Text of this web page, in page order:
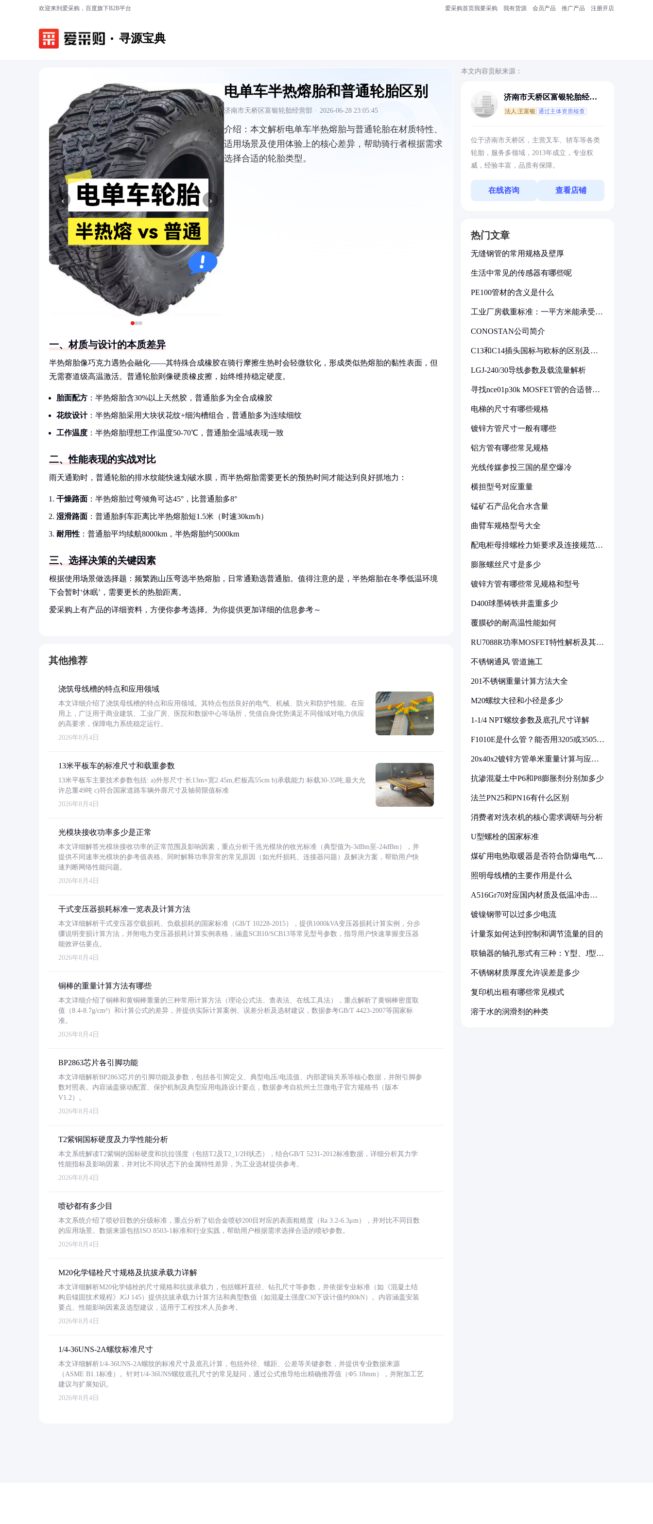
欢迎来到爱采购，百度旗下B2B平台 爱采购首页我要采购 我有货源 会员产品 推广产品 注册开店
寻源宝典
‹ ›
电单车半热熔胎和普通轮胎区别
济南市天桥区富银轮胎经营部 · 2026-06-28 23:05:45
介绍： 本文解析电单车半热熔胎与普通轮胎在材质特性、
适用场景及使用体验上的核心差异，帮助骑行者根据需求
选择合适的轮胎类型。
一、材质与设计的本质差异
半热熔胎像巧克力遇热会融化——其特殊合成橡胶在骑行摩擦生热时会轻微软化，形成类似热熔胎的黏性表面，但
无需赛道级高温激活。普通轮胎则像硬质橡皮擦，始终维持稳定硬度。
胎面配方 ：半热熔胎含30%以上天然胶，普通胎多为全合成橡胶
花纹设计：半热熔胎采用大块状花纹+细沟槽组合，普通胎多为连续细纹
工作温度 ：半热熔胎理想工作温度50-70℃，普通胎全温域表现一致
二、性能表现的实战对比
雨天通勤时，普通轮胎的排水纹能快速划破水膜，而半热熔胎需要更长的预热时间才能达到良好抓地力：
干燥路面 ：半热熔胎过弯倾角可达45°，比普通胎多8°
湿滑路面 ：普通胎刹车距离比半热熔胎短1.5米（时速30km/h）
耐用性 ：普通胎平均续航8000km，半热熔胎约5000km
三、选择决策的关键因素
根据使用场景做选择题：频繁跑山压弯选半热熔胎，日常通勤选普通胎。值得注意的是，半热熔胎在冬季低温环境
下会暂时‘休眠’，需要更长的热胎距离。
爱采购上有产品的详细资料，方便你参考选择。为你提供更加详细的信息参考～
其他推荐
浇筑母线槽的特点和应用领域
本文详细介绍了浇筑母线槽的特点和应用领域。其特点包括良好的电气、机械、防火和防护性能。在应
用上，广泛用于商业建筑、工业厂房、医院和数据中心等场所，凭借自身优势满足不同领域对电力供应
的高要求，保障电力系统稳定运行。
2026年8月4日
13米平板车的标准尺寸和载重参数
13米平板车主要技术参数包括: a)外形尺寸:长13m×宽2.45m,栏板高55cm b)承载能力:标载30-35吨,最大允
许总重49吨 c)符合国家道路车辆外廓尺寸及轴荷限值标准
2026年8月4日
光模块接收功率多少是正常
本文详细解答光模块接收功率的正常范围及影响因素，重点分析千兆光模块的收光标准（典型值为-3dBm至-24dBm），并
提供不同速率光模块的参考值表格。同时解释功率异常的常见原因（如光纤损耗、连接器问题）及解决方案，帮助用户快
速判断网络性能问题。
2026年8月4日
干式变压器损耗标准一览表及计算方法
本文详细解析干式变压器空载损耗、负载损耗的国家标准（GB/T 10228-2015），提供1000kVA变压器损耗计算实例，分步
骤说明变损计算方法，并附电力变压器损耗计算实例表格，涵盖SCB10/SCB13等常见型号参数，指导用户快速掌握变压器
能效评估要点。
2026年8月4日
铜棒的重量计算方法有哪些
本文详细介绍了铜棒和黄铜棒重量的三种常用计算方法（理论公式法、查表法、在线工具法），重点解析了黄铜棒密度取
值（8.4-8.7g/cm³）和计算公式的差异，并提供实际计算案例、误差分析及选材建议，数据参考GB/T 4423-2007等国家标
准。
2026年8月4日
BP2863芯片各引脚功能
本文详细解析BP2863芯片的引脚功能及参数，包括各引脚定义、典型电压/电流值、内部逻辑关系等核心数据，并附引脚参
数对照表。内容涵盖驱动配置、保护机制及典型应用电路设计要点，数据参考自杭州士兰微电子官方规格书（版本
V1.2）。
2026年8月4日
T2紫铜国标硬度及力学性能分析
本文系统解读T2紫铜的国标硬度和抗拉强度（包括T2及T2_1/2H状态），结合GB/T 5231-2012标准数据，详细分析其力学
性能指标及影响因素，并对比不同状态下的金属特性差异，为工业选材提供参考。
2026年8月4日
喷砂都有多少目
本文系统介绍了喷砂目数的分级标准，重点分析了铝合金喷砂200目对应的表面粗糙度（Ra 3.2-6.3μm），并对比不同目数
的应用场景。数据来源包括ISO 8503-1标准和行业实践，帮助用户根据需求选择合适的喷砂参数。
2026年8月4日
M20化学锚栓尺寸规格及抗拔承载力详解
本文详细解析M20化学锚栓的尺寸规格和抗拔承载力，包括螺杆直径、钻孔尺寸等参数，并依据专业标准（如《混凝土结
构后锚固技术规程》JGJ 145）提供抗拔承载力计算方法和典型数值（如混凝土强度C30下设计值约80kN）。内容涵盖安装
要点、性能影响因素及选型建议，适用于工程技术人员参考。
2026年8月4日
1/4-36UNS-2A螺纹标准尺寸
本文详细解析1/4-36UNS-2A螺纹的标准尺寸及底孔计算，包括外径、螺距、公差等关键参数，并提供专业数据来源
（ASME B1.1标准）。针对1/4-36UNS螺纹底孔尺寸的常见疑问，通过公式推导给出精确推荐值（Φ5.18mm），并附加工艺
建议与扩展知识。
2026年8月4日
本文内容贡献来源：
济南市天桥区富银轮胎经营
法人:王富银 通过主体资质核查
位于济南市天桥区，主营叉车、轿车等各类
轮胎，服务多领域，2013年成立，专业权
威，经验丰富，品质有保障。
在线咨询 查看店铺
热门文章
无缝钢管的常用规格及壁厚
生活中常见的传感器有哪些呢
PE100管材的含义是什么
工业厂房载重标准：一平方米能承受多
CONOSTAN公司简介
C13和C14插头国标与欧标的区别及其
LGJ-240/30导线参数及载流量解析
寻找nce01p30k MOSFET管的合适替代
电梯的尺寸有哪些规格
镀锌方管尺寸一般有哪些
铝方管有哪些常见规格
光线传媒参投三国的星空爆冷
横担型号对应重量
锰矿石产品化合水含量
曲臂车规格型号大全
配电柜母排螺栓力矩要求及连接规范详
膨胀螺丝尺寸是多少
镀锌方管有哪些常见规格和型号
D400球墨铸铁井盖重多少
覆膜砂的耐高温性能如何
RU7088R功率MOSFET特性解析及其在
不锈钢通风 管道施工
201不锈钢重量计算方法大全
M20螺纹大径和小径是多少
1-1/4 NPT螺纹参数及底孔尺寸详解
F1010E是什么管？能否用3205或3505代
20x40x2镀锌方管单米重量计算与应用
抗渗混凝土中P6和P8膨胀剂分别加多少
法兰PN25和PN16有什么区别
消费者对洗衣机的核心需求调研与分析
U型螺栓的国家标准
煤矿用电热取暖器是否符合防爆电气设
照明母线槽的主要作用是什么
A516Gr70对应国内材质及低温冲击要
镀镍钢带可以过多少电流
计量泵如何达到控制和调节流量的目的
联轴器的轴孔形式有三种：Y型、J型、
不锈钢材质厚度允许误差是多少
复印机出租有哪些常见模式
溶于水的润滑剂的种类